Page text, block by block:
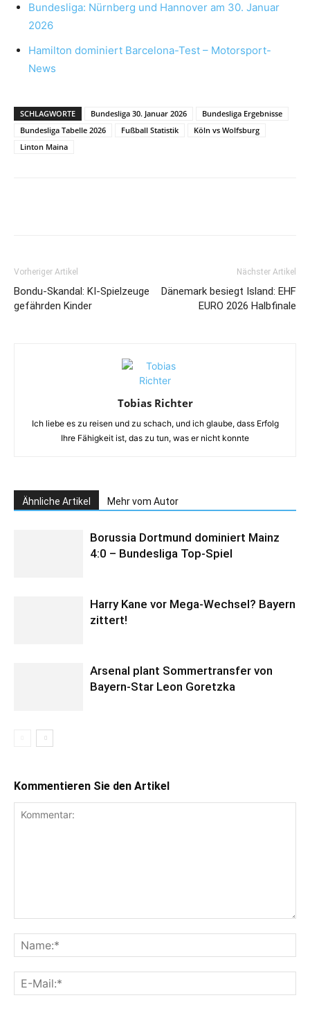
Bundesliga: Nürnberg und Hannover am 30. Januar
2026
Hamilton dominiert Barcelona-Test – Motorsport-
News
SCHLAGWORTE Bundesliga 30. Januar 2026
Bundesliga Ergebnisse
Bundesliga Tabelle 2026
Fußball Statistik
Köln vs Wolfsburg
Linton Maina
Vorheriger Artikel
Bondu-Skandal: KI-Spielzeuge
gefährden Kinder
Nächster Artikel
Dänemark besiegt Island: EHF
EURO 2026 Halbfinale
Tobias Richter
Ich liebe es zu reisen und zu schach, und ich glaube, dass Erfolg
Ihre Fähigkeit ist, das zu tun, was er nicht konnte
Ähnliche Artikel Mehr vom Autor
Borussia Dortmund dominiert Mainz
4:0 – Bundesliga Top-Spiel
Harry Kane vor Mega-Wechsel? Bayern
zittert!
Arsenal plant Sommertransfer von
Bayern-Star Leon Goretzka
Kommentieren Sie den Artikel